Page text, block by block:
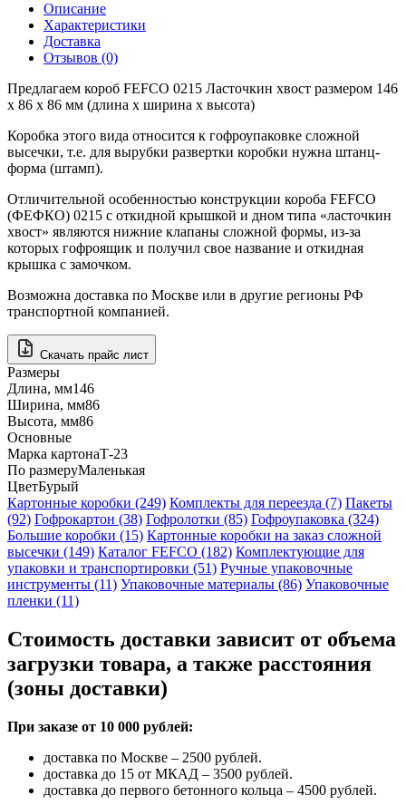
Описание
Характеристики
Доставка
Отзывов (0)
Предлагаем короб FEFCO 0215 Ласточкин хвост размером 146
x 86 x 86 мм (длина x ширина x высота)
Коробка этого вида относится к гофроупаковке сложной
высечки, т.е. для вырубки развертки коробки нужна штанц-
форма (штамп).
Отличительной особенностью конструкции короба FEFCO
(ФЕФКО) 0215 с откидной крышкой и дном типа «ласточкин
хвост» являются нижние клапаны сложной формы, из-за
которых гофроящик и получил свое название и откидная
крышка с замочком.
Возможна доставка по Москве или в другие регионы РФ
транспортной компанией.
Скачать прайс лист
Размеры
Длина, мм146
Ширина, мм86
Высота, мм86
Основные
Марка картонаТ-23
По размеруМаленькая
ЦветБурый
Картонные коробки (249) Комплекты для переезда (7) Пакеты
(92) Гофрокартон (38) Гофролотки (85) Гофроупаковка (324)
Большие коробки (15) Картонные коробки на заказ сложной
высечки (149) Каталог FEFCO (182) Комплектующие для
упаковки и транспортировки (51) Ручные упаковочные
инструменты (11) Упаковочные материалы (86) Упаковочные
пленки (11)
Стоимость доставки зависит от объема
загрузки товара, а также расстояния
(зоны доставки)
При заказе от 10 000 рублей:
доставка по Москве – 2500 рублей.
доставка до 15 от МКАД – 3500 рублей.
доставка до первого бетонного кольца – 4500 рублей.